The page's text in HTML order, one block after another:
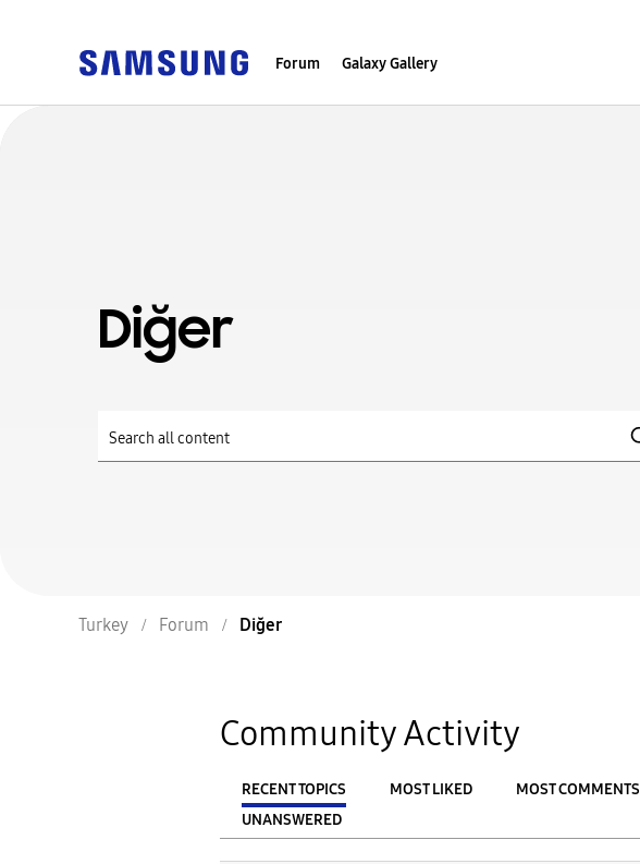
Forum Galaxy Gallery
Diğer
Turkey Forum Diğer
Community Activity
RECENT TOPICS MOST LIKED MOST COMMENTS
UNANSWERED
From To